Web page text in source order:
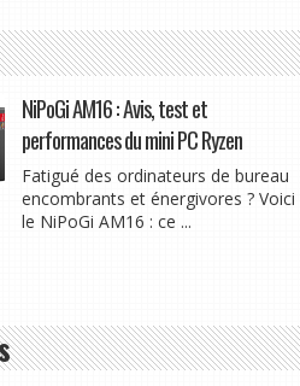
NiPoGi AM16 : Avis, test et
performances du mini PC Ryzen
Fatigué des ordinateurs de bureau
encombrants et énergivores ? Voici
le NiPoGi AM16 : ce ...